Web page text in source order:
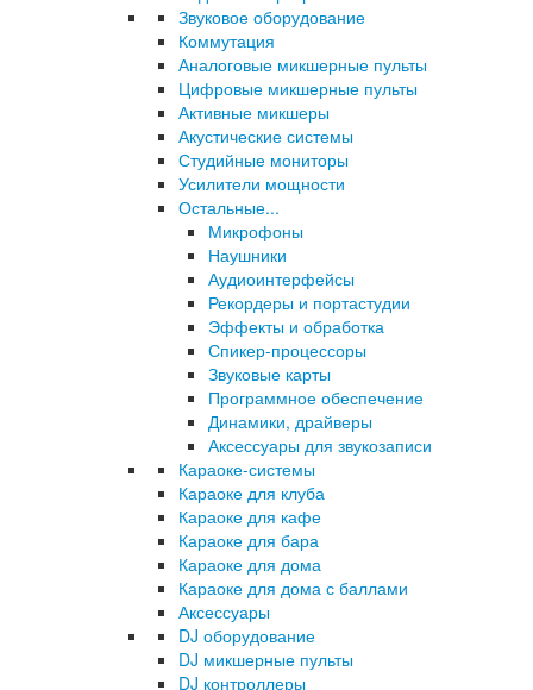
Звуковое оборудование
Коммутация
Аналоговые микшерные пульты
Цифровые микшерные пульты
Активные микшеры
Акустические системы
Студийные мониторы
Усилители мощности
Остальные...
Микрофоны
Наушники
Аудиоинтерфейсы
Рекордеры и портастудии
Эффекты и обработка
Спикер-процессоры
Звуковые карты
Программное обеспечение
Динамики, драйверы
Аксессуары для звукозаписи
Караоке-системы
Караоке для клуба
Караоке для кафе
Караоке для бара
Караоке для дома
Караоке для дома с баллами
Аксессуары
DJ оборудование
DJ микшерные пульты
DJ контроллеры